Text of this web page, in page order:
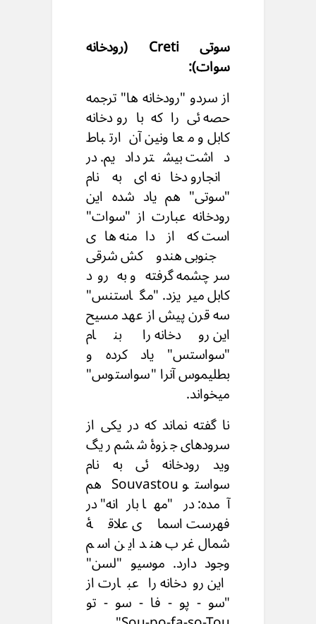
سوتی Creti (رودخانه
سوات):
از سردو "رودخانه ها" ترجمه
حصه ئی را که با رودخانه
کابل و معاونین آن ارتباط
داشت بیشتر دادیم. در
انجارو دخانه ای به نام
"سوتی" هم یاد شده این
رودخانه عبارت از "سوات"
است که از دامنه های
جنوبی هندوکش شرقی
سرچشمه گرفته و به رود
کابل میریزد. "مگاستنس"
سه قرن پیش از عهد مسیح
این رودخانه را بنام
"سواستس" یاد کرده و
بطلیموس آنرا "سواستوس"
میخواند.
نا گفته نماند که در یکی از
سرودهای جزوۀ ششم ریگ
وید رودخانه ئی به نام
سواستو Souvastou هم
آمده: در "مها بارانه" در
فهرست اسمای علاقۀ
شمال غرب هند این اسم
وجود دارد. موسیو "لسن"
این رودخانه را عبارت از
"سو - پو - فا - سو - تو